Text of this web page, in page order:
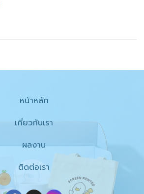
หน้าหลัก
เกี่ยวกับเรา
ผลงาน
ติดต่อเรา